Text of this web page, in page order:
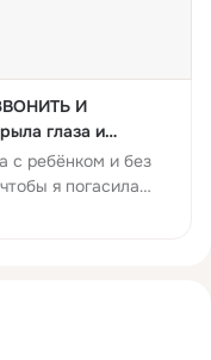
И
глаза и
с ребёнком и без
я погасила
я открыла глаза и
чтобы не